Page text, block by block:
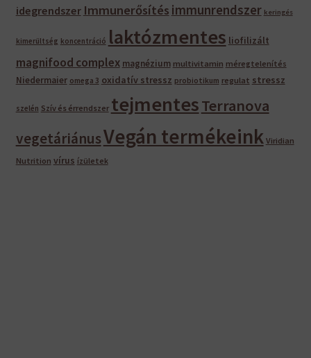
idegrendszer Immunerősítés immunrendszer keringés
kimerültség koncentráció laktózmentes liofilizált
magnifood complex magnézium multivitamin méregtelenítés
Niedermaier omega 3 oxidatív stressz probiotikum regulat stressz
szelén Szív és érrendszer tejmentesTerranova
vegetáriánusVegán termékeink Viridian
Nutrition vírus ízületek